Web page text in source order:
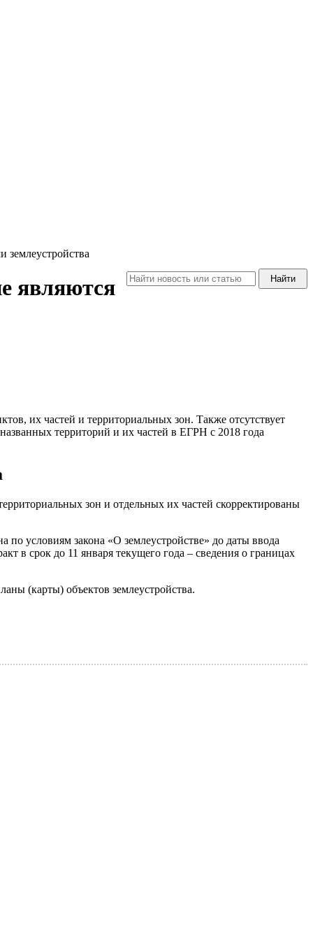
землеустройства
являются
их частей и территориальных зон. Также отсутствует
территорий и их частей в ЕГРН с 2018 года
зон и отдельных их частей скорректированы
условиям закона «О землеустройстве» до даты ввода
в срок до 11 января текущего года – сведения о границах
(карты) объектов землеустройства.